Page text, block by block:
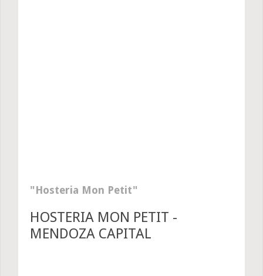
Hosteria Mon Petit
HOSTERIA MON PETIT -
MENDOZA CAPITAL